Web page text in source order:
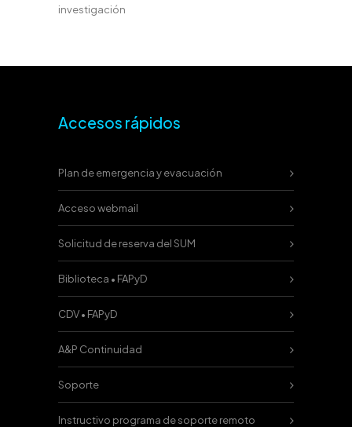
investigación
Accesos rápidos
Plan de emergencia y evacuación
Acceso webmail
Solicitud de reserva del SUM
Biblioteca • FAPyD
CDV • FAPyD
A&P Continuidad
Soporte
Instructivo programa de soporte remoto